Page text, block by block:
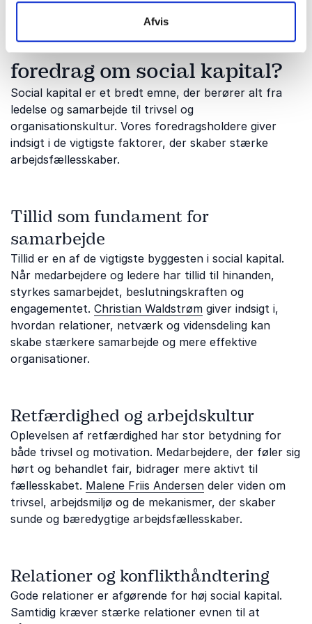
Afvis
Hvilke emner dækker vores
foredrag om social kapital?
Social kapital er et bredt emne, der berører alt fra
ledelse og samarbejde til trivsel og
organisationskultur. Vores foredragsholdere giver
indsigt i de vigtigste faktorer, der skaber stærke
arbejdsfællesskaber.
Tillid som fundament for
samarbejde
Tillid er en af de vigtigste byggesten i social kapital.
Når medarbejdere og ledere har tillid til hinanden,
styrkes samarbejdet, beslutningskraften og
engagementet. Christian Waldstrøm giver indsigt i,
hvordan relationer, netværk og vidensdeling kan
skabe stærkere samarbejde og mere effektive
organisationer.
Retfærdighed og arbejdskultur
Oplevelsen af retfærdighed har stor betydning for
både trivsel og motivation. Medarbejdere, der føler sig
hørt og behandlet fair, bidrager mere aktivt til
fællesskabet. Malene Friis Andersen deler viden om
trivsel, arbejdsmiljø og de mekanismer, der skaber
sunde og bæredygtige arbejdsfællesskaber.
Relationer og konflikthåndtering
Gode relationer er afgørende for høj social kapital.
Samtidig kræver stærke relationer evnen til at